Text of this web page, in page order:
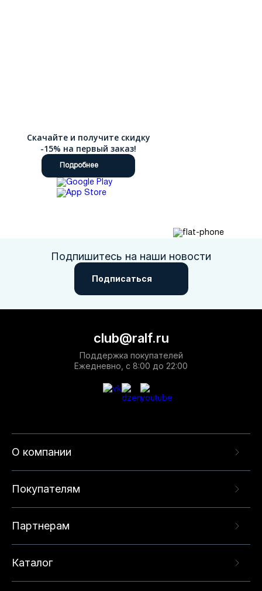
Скачайте и получите скидку
-15% на первый заказ!
Подробнее
Подпишитесь на наши новости
Подписаться
О компании
Покупателям
Партнерам
Каталог
club@ralf.ru
Поддержка покупателей
Ежедневно, с 8:00 до 22:00